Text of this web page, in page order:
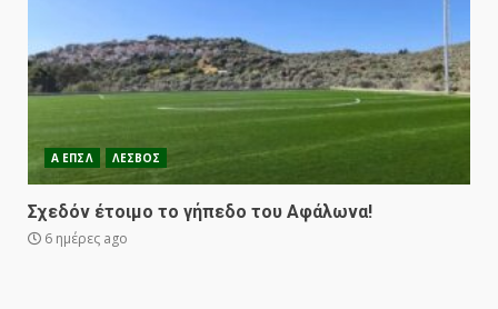
Α ΕΠΣΛ ΛΕΣΒΟΣ
Σχεδόν έτοιμο το γήπεδο του Αφάλωνα!
6 ημέρες ago